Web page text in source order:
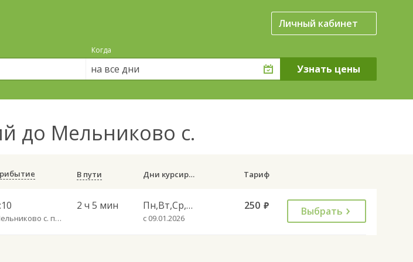
Личный кабинет
Когда
на все дни
до Мельниково с.
В пути Дни курсирования Тариф
Мельниково с. пов.
2 ч 5 мин Пн,Вт,Ср,Чт,Пт
с 09.01.2026
250 руб. Выбрать